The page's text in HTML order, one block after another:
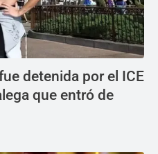
detenida por el ICE
que entró de